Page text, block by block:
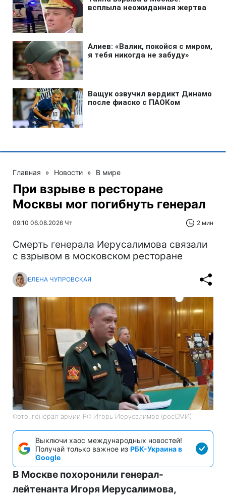
Главная » Новости » В мире
При взрыве в ресторане
Москвы мог погибнуть генерал
09:10 06.08.2026 Чт 2 мин
Смерть генерала Иерусалимова связали
с взрывом в московском ресторане
ЕЛЕНА ЧУПРОВСКАЯ
Фото: генерал армии РФ Игорь Иерусалимов (росСМИ)
Выключи хаос международных новостей!
Получай только важное из РБК-Украина в
Google
В Москве похоронили генерал-
лейтенанта Игоря Иерусалимова,